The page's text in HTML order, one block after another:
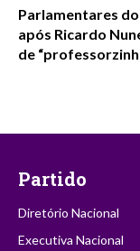
Parlamentares
após Ricardo
de
Partido
Diretório Nacional
Executiva Nacional